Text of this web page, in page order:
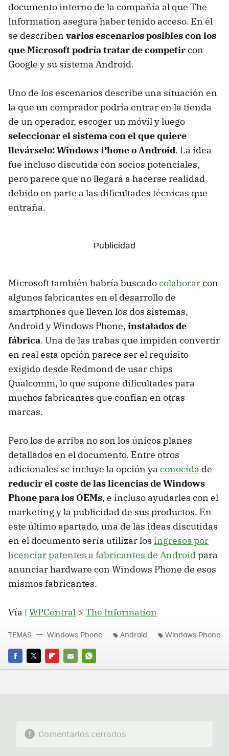
documento interno de la compañía al que The
Information asegura haber tenido acceso. En él
se describen varios escenarios posibles con los
que Microsoft podría tratar de competircon
Google y su sistema Android.
Uno de los escenarios describe una situación en
la que un comprador podría entrar en la tienda
de un operador, escoger un móvil y luego
seleccionar el sistema con el que quiere
llevárselo: Windows Phone o Android. La idea
fue incluso discutida con socios potenciales,
pero parece que no llegará a hacerse realidad
debido en parte a las dificultades técnicas que
entraña.
Microsoft también habría buscadocolaborarcon
algunos fabricantes en el desarrollo de
smartphones que lleven los dos sistemas,
Android y Windows Phone, instalados de
fábrica. Una de las trabas que impiden convertir
en real esta opción parece ser el requisito
exigido desde Redmond de usar chips
Qualcomm, lo que supone dificultades para
muchos fabricantes que confían en otras
marcas.
Pero los de arriba no son los únicos planes
detallados en el documento. Entre otros
adicionales se incluye la opción ya conocida de
reducir el coste de las licencias de Windows
Phone para los OEMs, e incluso ayudarles con el
marketing y la publicidad de sus productos. En
este último apartado, una de las ideas discutidas
en el documento sería utilizar los ingresos por
licenciar patentes a fabricantes de Androidpara
anunciar hardware con Windows Phone de esos
mismos fabricantes.
Vía | WPCentral > The Information
FACEBOOK
TWITTERFLIPBOARD
E-
WHATSAPP
TEMAS Windows Phone Android Windows Phone
Comentarios cerrados